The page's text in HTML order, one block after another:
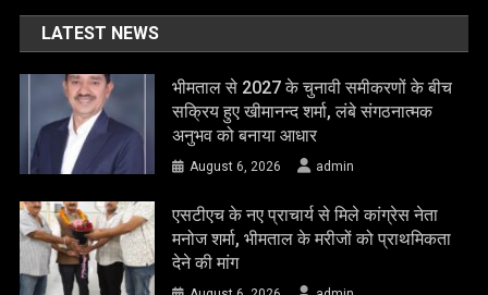
LATEST NEWS
भीमताल से 2027 के चुनावी समीकरणों के बीच
सक्रिय हुए खीमानन्द शर्मा, लंबे संगठनात्मक
अनुभव को बनाया आधार
August 6, 2026 admin
एसटीएच के नए प्राचार्य से मिले कांग्रेस नेता
मनोज शर्मा, भीमताल के मरीजों को प्राथमिकता
देने की मांग